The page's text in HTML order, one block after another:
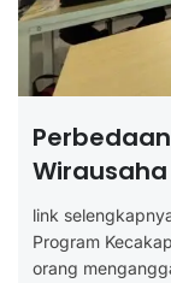
link
Program
orang